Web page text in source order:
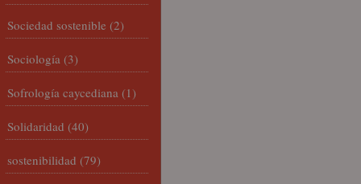
Sociedad sostenible (2)
Sociología (3)
Sofrología caycediana (1)
Solidaridad (40)
sostenibilidad (79)